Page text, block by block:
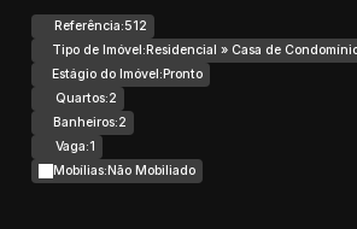
Referência:512
Tipo de Imóvel:Residencial » Casa de
Estágio do Imóvel:Pronto
Quartos:2
Banheiros:2
Vaga:1
Mobílias:Não Mobiliado